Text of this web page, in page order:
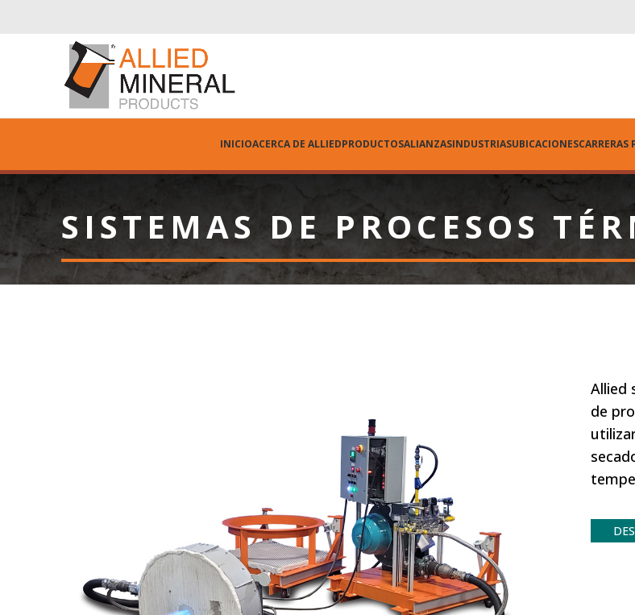
INICIOACERCA DE ALLIEDPRODUCTOSALIANZASINDUSTRIASUBICACIONESCARRERAS
SISTEMAS DE PROCESOS
Allied
de